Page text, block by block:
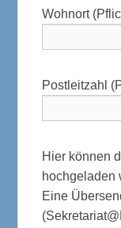
Wohnort
Postleitzahl
Hier können
hochgeladen
Eine